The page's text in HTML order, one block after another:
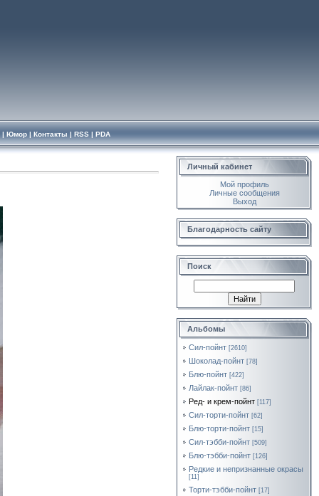
| Юмор| Контакты | RSS| PDA
Личный кабинет
Мой профиль
Личные сообщения
Выход
Благодарность сайту
Поиск
Альбомы
Сил-пойнт [2610]
Шоколад-пойнт [78]
Блю-пойнт [422]
Лайлак-пойнт [86]
Ред- и крем-пойнт [117]
Сил-торти-пойнт [62]
Блю-торти-пойнт [15]
Сил-тэбби-пойнт [509]
Блю-тэбби-пойнт [126]
Редкие и непризнанные окрасы
[11]
Торти-тэбби-пойнт [17]